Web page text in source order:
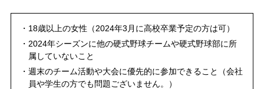
・18歳以上の女性（2024年3月に高校卒業予定の方は可）
・2024年シーズンに他の硬式野球チームや硬式野球部に所
属していないこと
・週末のチーム活動や大会に優先的に参加できること（会社
員や学生の方でも問題ございません。）